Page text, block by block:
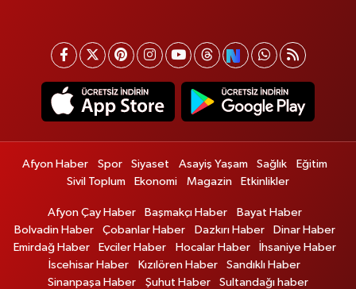
Afyon Haber Spor Siyaset Asayiş Yaşam Sağlık
Eğitim
Sivil Toplum
Ekonomi Magazin Etkinlikler
Afyon Çay Haber Başmakçı Haber
Bayat Haber
Bolvadin Haber
Çobanlar Haber Dazkırı Haber
Dinar Haber
Emirdağ Haber
Evciler Haber Hocalar Haber
İhsaniye Haber
İscehisar Haber
Kızılören Haber
Sandıklı Haber
Sinanpaşa Haber
Şuhut Haber Sultandağı haber